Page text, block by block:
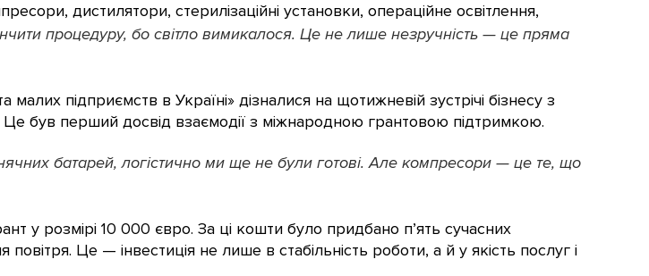
дистилятори, стерилізаційні установки, операційне освітлення,
процедуру, бо світло вимикалося. Це не лише незручність — це пряма
підприємств в Україні» дізналися на щотижневій зустрічі бізнесу з
був перший досвід взаємодії з міжнародною грантовою підтримкою.
батарей, логістично ми ще не були готові. Але компресори — це те, що
у розмірі 10 000 євро. За ці кошти було придбано п’ять сучасних
Це — інвестиція не лише в стабільність роботи, а й у якість послуг і